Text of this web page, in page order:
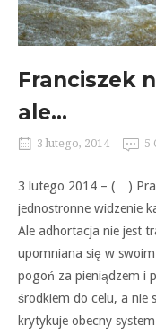
Franciszek
ale…
3 lutego, 2014 5
3 lutego 2014 – (…)
jednostronne widzenie
Ale adhortacja nie jest
upomniana się w
pogoń za pieniądzem i
środkiem do celu, a nie
krytykuje obecny